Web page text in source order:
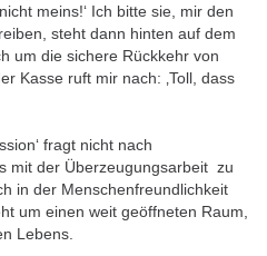
meins!‘ Ich bitte sie, mir den
steht dann hinten auf dem
um die sichere Rückkehr von
Kasse ruft mir nach: ‚Toll, dass
fragt nicht nach
mit der Überzeugungsarbeit zu
in der Menschenfreundlichkeit
um einen weit geöffneten Raum,
Lebens.